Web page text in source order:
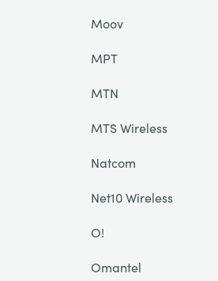
Moov
MPT
MTN
MTS Wireless
Natcom
Net10 Wireless
O!
Omantel